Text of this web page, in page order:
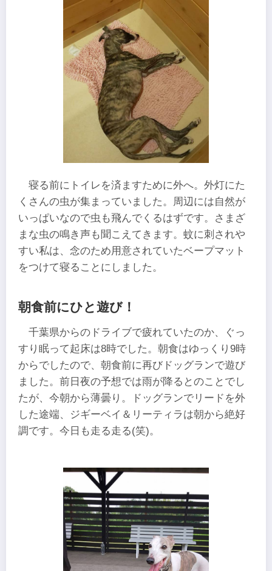
寝る前にトイレを済ますために外へ。外灯にた
くさんの虫が集まっていました。周辺には自然が
いっぱいなので虫も飛んでくるはずです。さまざ
まな虫の鳴き声も聞こえてきます。蚊に刺されや
すい私は、念のため用意されていたベープマット
をつけて寝ることにしました。
朝食前にひと遊び！
千葉県からのドライブで疲れていたのか、ぐっ
すり眠って起床は8時でした。朝食はゆっくり9時
からでしたので、朝食前に再びドッグランで遊び
ました。前日夜の予想では雨が降るとのことでし
たが、今朝から薄曇り。ドッグランでリードを外
した途端、ジギーベイ＆リーティラは朝から絶好
調です。今日も走る走る(笑)。